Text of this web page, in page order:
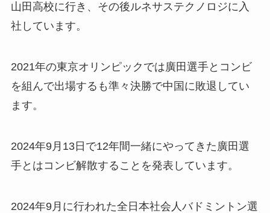
山田高校に行き、その後ルネサステクノロジに入
社しています。
2021年の東京オリンピックでは廣田選手とコンビ
を組んで出場するも準々決勝で中国に敗退してい
ます。
2024年9月13日で12年間一緒にやってきた廣田選
手とはコンビ解散することを発表しています。
2024年9月に行われた全日本社会人バドミントン選